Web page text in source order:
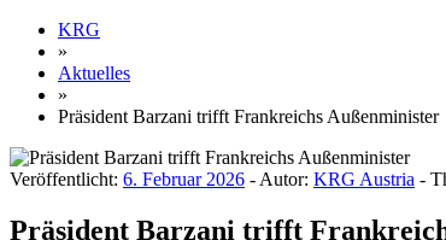
KRG
»
Aktuelles
»
Präsident Barzani trifft Frankreichs Außenminister
Veröffentlicht: 6. Februar 2026 - Autor: KRG Austria -
Präsident Barzani trifft